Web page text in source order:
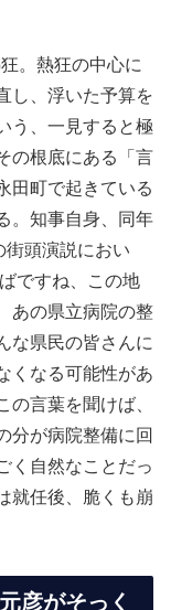
。熱狂の中心に
し、浮いた予算を
う、一見すると極
の根底にある「言
田町で起きている
。知事自身、同年
街頭演説におい
ですね、この地
あの県立病院の整
な県民の皆さんに
くなる可能性があ
の言葉を聞けば、
分が病院整備に回
く自然なことだっ
就任後、脆くも崩
彦がそっく